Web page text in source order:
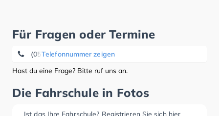
Für Fragen oder Termine
Telefonnummer zeigen
(0551) 5 62 79
Hast du eine Frage? Bitte ruf uns an.
Die Fahrschule in Fotos
Ist das Ihre Fahrschule? Registrieren Sie sich hier